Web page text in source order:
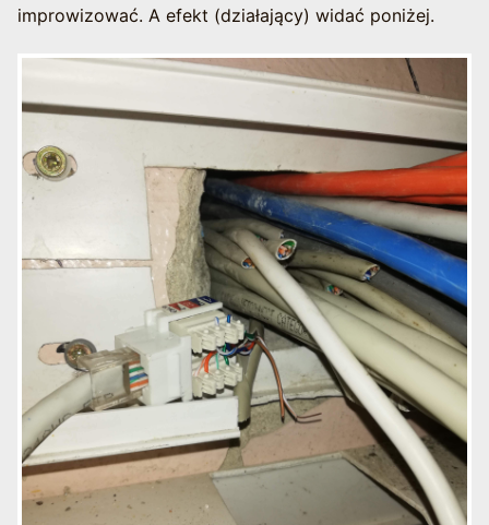
improwizować. A efekt (działający) widać poniżej.